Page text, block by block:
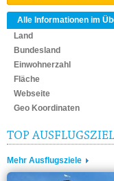
Alle Informationen im
Land
Bundesland
Einwohnerzahl
Fläche
Webseite
Geo Koordinaten
TOP
Mehr Ausflugsziele